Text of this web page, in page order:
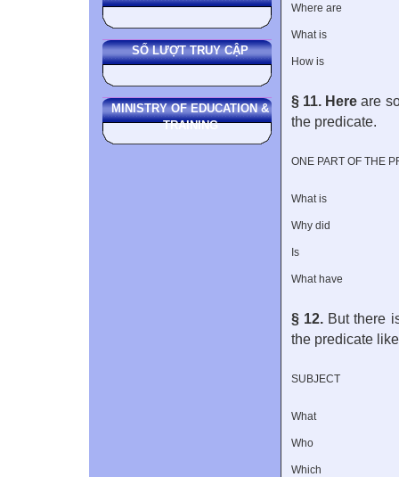
SỐ LƯỢT TRUY CẬP
MINISTRY OF EDUCATION &
TRAINING
Where are
What is
How is
§ 11. Here are
the predicate.
ONE PART OF THE
What is
Why did
Is
What have
§ 12. But there
the predicate
SUBJECT
What
Who
Which